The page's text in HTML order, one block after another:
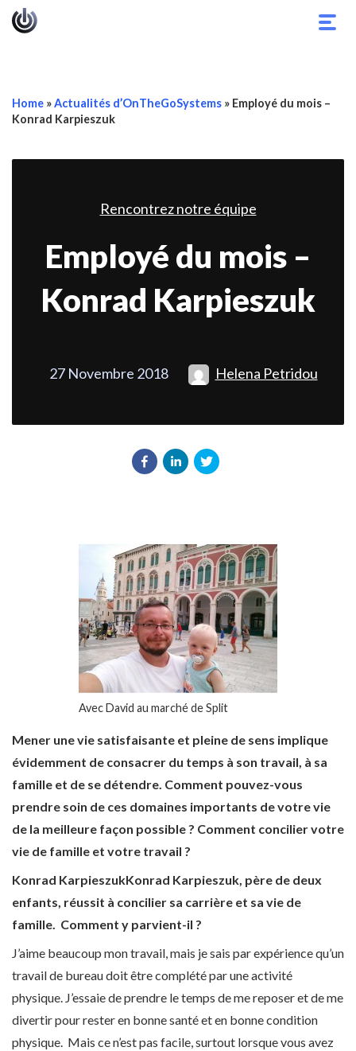
Home »Actualités d’OnTheGoSystems » Employé du mois –
Konrad Karpieszuk
Rencontrez notre équipe
Employé du mois –
Konrad Karpieszuk
27 Novembre 2018 Helena Petridou
Avec David au marché de Split
Mener une vie satisfaisante et pleine de sens implique
évidemment de consacrer du temps à son travail, à sa
famille et de se détendre. Comment pouvez-vous
prendre soin de ces domaines importants de votre vie
de la meilleure façon possible ? Comment concilier votre
vie de famille et votre travail ?
Konrad KarpieszukKonrad Karpieszuk, père de deux
enfants, réussit à concilier sa carrière et sa vie de
famille. Comment y parvient-il ?
J’aime beaucoup mon travail, mais je sais par expérience qu’un
travail de bureau doit être complété par une activité
physique. J’essaie de prendre le temps de me reposer et de me
divertir pour rester en bonne santé et en bonne condition
physique. Mais ce n’est pas facile, surtout lorsque vous avez